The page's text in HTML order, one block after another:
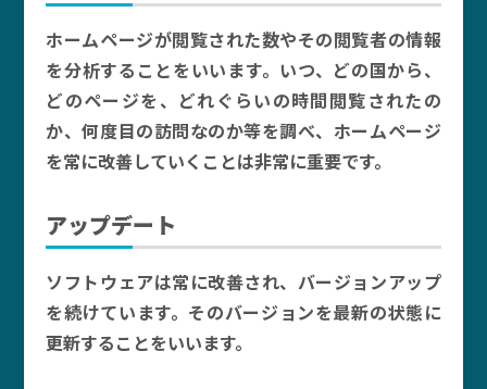
ホームページが閲覧された数やその閲覧者の情報
を分析することをいいます。いつ、どの国から、
どのページを、どれぐらいの時間閲覧されたの
か、何度目の訪問なのか等を調べ、ホームページ
を常に改善していくことは非常に重要です。
アップデート
ソフトウェアは常に改善され、バージョンアップ
を続けています。そのバージョンを最新の状態に
更新することをいいます。